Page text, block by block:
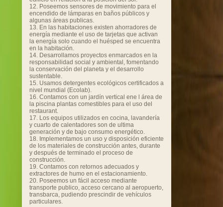
12. Poseemos sensores de movimiento para el
encendido de lámparas en baños públicos y
algunas áreas publicas.
13. En las habitaciones existen ahorradores de
energía mediante el uso de tarjetas que activan
la energía solo cuando el huésped se encuentra
en la habitación.
14. Desarrollamos proyectos enmarcados en la
responsabilidad social y ambiental, fomentando
la conservación del planeta y el desarrollo
sustentable.
15. Usamos detergentes ecológicos certificados a
nivel mundial (Ecolab).
16. Contamos con un jardín vertical ene l área de
la piscina plantas comestibles para el uso del
restaurant.
17. Los equipos utilizados en cocina, lavandería
y cuarto de calentadores son de ultima
generación y de bajo consumo energético.
18. Implementamos un uso y disposición eficiente
de los materiales de construcción antes, durante
y después de terminado el proceso de
construcción.
19. Contamos con retornos adecuados y
extractores de humo en el estacionamiento.
20. Poseemos un fácil acceso mediante
transporte publico, acceso cercano al aeropuerto,
transbarca, pudiendo prescindir de vehículos
particulares.